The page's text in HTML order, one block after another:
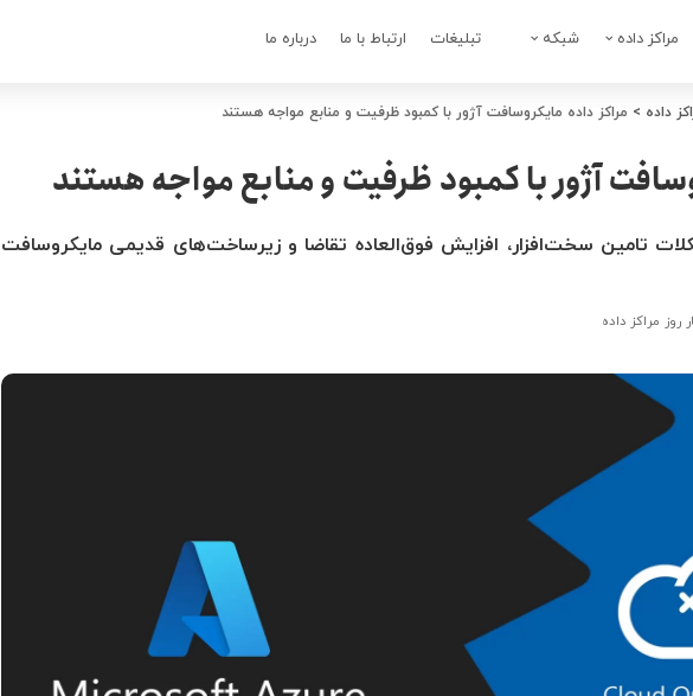
مراکز داده شبکه تبلیغات ارتباط با ما درباره ما
داده > مراکز داده مایکروسافت آژور با کمبود ظرفیت و منابع مواجه هستند
آژور با کمبود ظرفیت و منابع مواجه هستند
تامین سخت‌افزار، افزایش فوق‌العاده تقاضا و زیرساخت‌های قدیمی مایکروسافت
روز مراکز داده